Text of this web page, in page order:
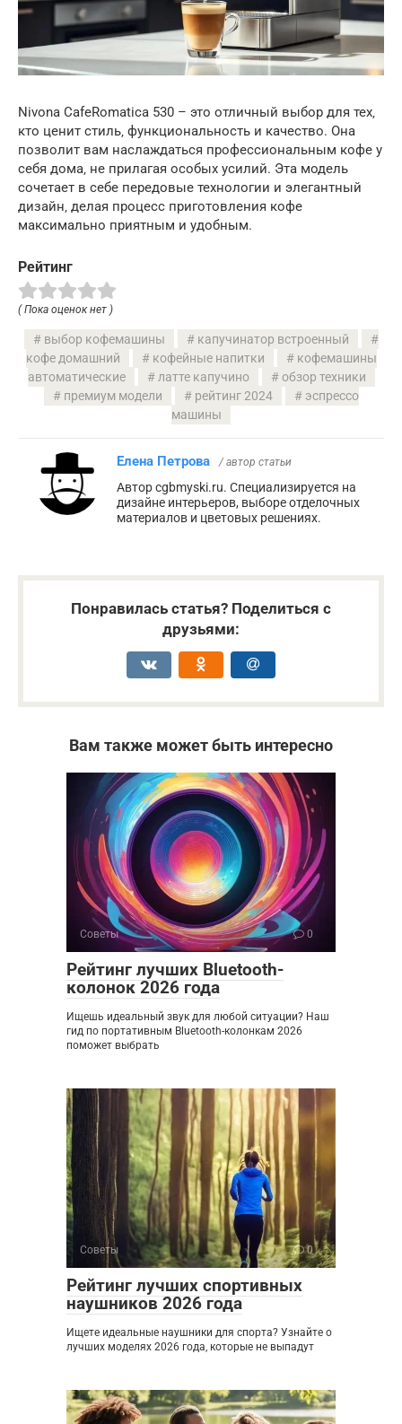
Nivona CafeRomatica 530 – это отличный выбор для тех‚
кто ценит стиль‚ функциональность и качество. Она
позволит вам наслаждаться профессиональным кофе у
себя дома‚ не прилагая особых усилий. Эта модель
сочетает в себе передовые технологии и элегантный
дизайн‚ делая процесс приготовления кофе
максимально приятным и удобным.
Рейтинг
( Пока оценок нет )
выбор кофемашины
капучинатор встроенный
кофе домашний
кофейные напитки
кофемашины
автоматические
латте капучино
обзор техники
премиум модели
рейтинг 2024
эспрессо
машины
Елена Петрова / автор статьи
Автор cgbmyski.ru. Специализируется на
дизайне интерьеров, выборе отделочных
материалов и цветовых решениях.
Понравилась статья? Поделиться с
друзьями:
Вам также может быть интересно
Советы 0
Рейтинг лучших Bluetooth-
колонок 2026 года
Ищешь идеальный звук для любой ситуации? Наш
гид по портативным Bluetooth-колонкам 2026
поможет выбрать
Советы 0
Рейтинг лучших спортивных
наушников 2026 года
Ищете идеальные наушники для спорта? Узнайте о
лучших моделях 2026 года, которые не выпадут